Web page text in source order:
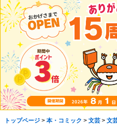
トップページ> 本・コミック > 文芸> 文